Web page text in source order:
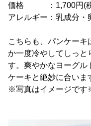
価格 ：1,700円(
アレルギー：乳成分・
こちらも、パンケー
か一度冷やしてしっと
す。爽やかなヨーグル
ケーキと絶妙に合いま
※写真はイメージで